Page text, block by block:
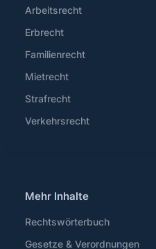
Arbeitsrecht
Erbrecht
Familienrecht
Mietrecht
Strafrecht
Verkehrsrecht
Mehr Inhalte
Rechtswörterbuch
Gesetze & Verordnungen